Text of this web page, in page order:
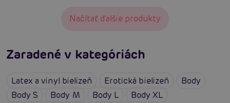
Načítať ďalšie produkty
Zaradené v kategóriách
Latex a vinyl bielizeň Erotická bielizeň
Body
Body S
Body M Body L
Body XL